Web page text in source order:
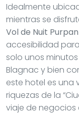
Idealmente
mientras se
Vol de Nuit Purpan
accesibilidad
solo unos
Blagnac y bien
este hotel es una
riquezas de la
viaje de